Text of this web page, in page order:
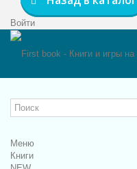
Войти
Меню
Книги